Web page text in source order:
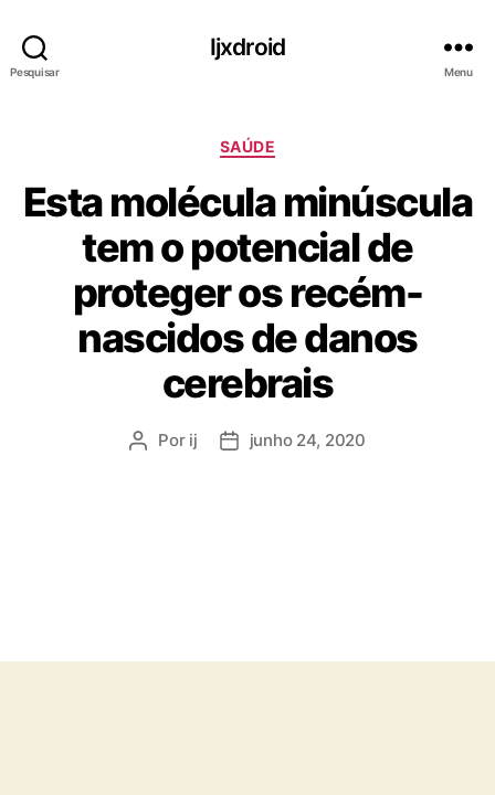
Pesquisar
Ijxdroid
Menu
C
t
e
g
o
r
i
a
SAÚDE
Esta molécula minúscula
tem o potencial de
proteger os recém-
nascidos de danos
cerebrais
A
s
Por ij
D
l
junho 24, 2020